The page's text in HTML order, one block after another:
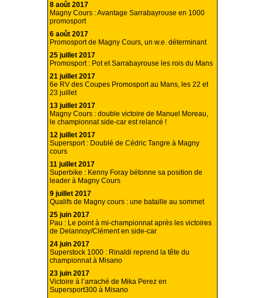
8 août 2017
Magny Cours : Avantage Sarrabayrouse en 1000
promosport
6 août 2017
Promosport de Magny Cours, un w.e. déterminant
25 juillet 2017
Promosport : Pot et Sarrabayrouse les rois du Mans
21 juillet 2017
6e RV des Coupes Promosport au Mans, les 22 et
23 juillet
13 juillet 2017
Magny Cours : double victoire de Manuel Moreau,
le championnat side-car est relancé !
12 juillet 2017
Supersport : Doublé de Cédric Tangre à Magny
cours
11 juillet 2017
Superbike : Kenny Foray bétonne sa position de
leader à Magny Cours
9 juillet 2017
Qualifs de Magny cours : une bataille au sommet
25 juin 2017
Pau : Le point à mi-championnat après les victoires
de Delannoy/Clément en side-car
24 juin 2017
Superstock 1000 : Rinaldi reprend la tête du
championnat à Misano
23 juin 2017
Victoire à l’arraché de Mika Perez en
Supersport300 à Misano